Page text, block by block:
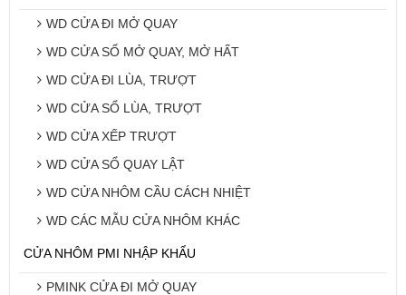
WD CỬA ĐI MỞ QUAY
WD CỬA SỔ MỞ QUAY, MỞ HẤT
WD CỬA ĐI LÙA, TRƯỢT
WD CỬA SỔ LÙA, TRƯỢT
WD CỬA XẾP TRƯỢT
WD CỬA SỔ QUAY LẬT
WD CỬA NHÔM CẦU CÁCH NHIỆT
WD CÁC MẪU CỬA NHÔM KHÁC
CỬA NHÔM PMI NHẬP KHẨU
PMINK CỬA ĐI MỞ QUAY